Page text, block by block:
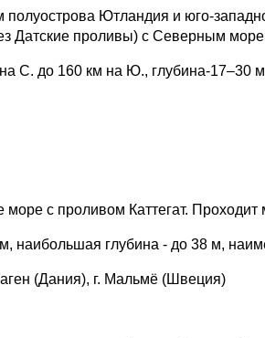
Ютландия и юго-
Датские проливы) с Северным
С. до 160 км на Ю., глубина-17–30
с проливом Каттегат.
наибольшая глубина - до 38 м,
(Дания), г. Мальмё (Швеция)